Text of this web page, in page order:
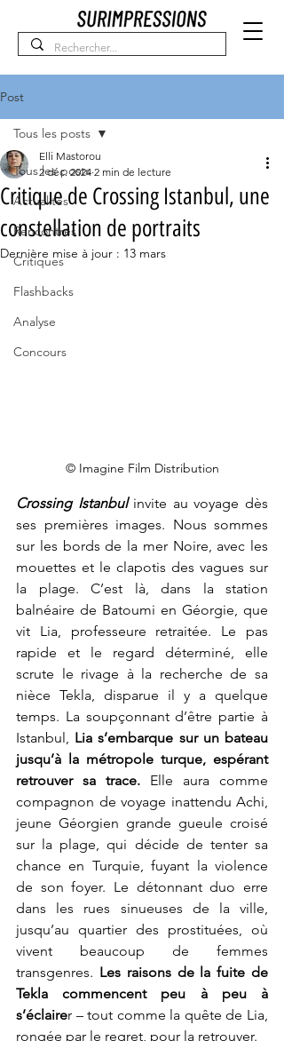
Post
Tous les posts
Actualités
Rencontres
Critiques
Flashbacks
Analyse
Concours
Tous les posts
Critique de Crossing Istanbul, une
constellation de portraits
Elli Mastorou
2 déc. 2024 2 min de lecture
Dernière mise à jour : 13 mars
© Imagine Film Distribution
Crossing Istanbul invite au voyage dès
ses premières images. Nous sommes
sur les bords de la mer Noire, avec les
mouettes et le clapotis des vagues sur
la plage. C’est là, dans la station
balnéaire de Batoumi en Géorgie, que
vit Lia, professeure retraitée. Le pas
rapide et le regard déterminé, elle
scrute le rivage à la recherche de sa
nièce Tekla, disparue il y a quelque
temps. La soupçonnant d’être partie à
Istanbul, Lia s’embarque sur un bateau
jusqu’à la métropole turque, espérant
retrouver sa trace. Elle aura comme
compagnon de voyage inattendu Achi,
jeune Géorgien grande gueule croisé
sur la plage, qui décide de tenter sa
chance en Turquie, fuyant la violence
de son foyer. Le détonnant duo erre
dans les rues sinueuses de la ville,
jusqu’au quartier des prostituées, où
vivent beaucoup de femmes
transgenres. Les raisons de la fuite de
Tekla commencent peu à peu à
s’éclairer – tout comme la quête de Lia,
rongée par le regret, pour la retrouver.